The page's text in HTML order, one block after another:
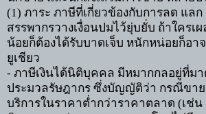
(1) ภาระ ภาษีที่เกี่ยวข้องกับการลด แล
สรรพากรวางเงื่อนปมไว้ยุ่บยั่บ ถ้าใครเ
น้อยก็ต้องได้รับบาดเจ็บ หนักหน่อยก็อา
ยูเชียว
- ภาษีเงินได้นิติบุคคล มีหมากกลอยู่ที่มา
ประมวลรัษฎากร ซึ่งบัญญัติว่า กรณีขา
บริการในราคาต่ำกว่าราคาตลาด (เช่น